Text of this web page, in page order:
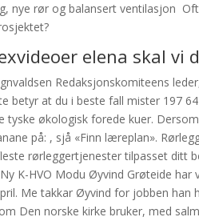
nye rør og balansert ventilasjon
elena skal vi
Redaksjonskomiteens
betyr at du i beste fall mister 197
tyske økologisk forede kuer.
på: , sjå «Finn læreplan».
rørleggertjenester tilpasset ditt
K-HVO Modu Øyvind Grøteide
Me takkar Øyvind for jobben
Den norske kirke bruker, med